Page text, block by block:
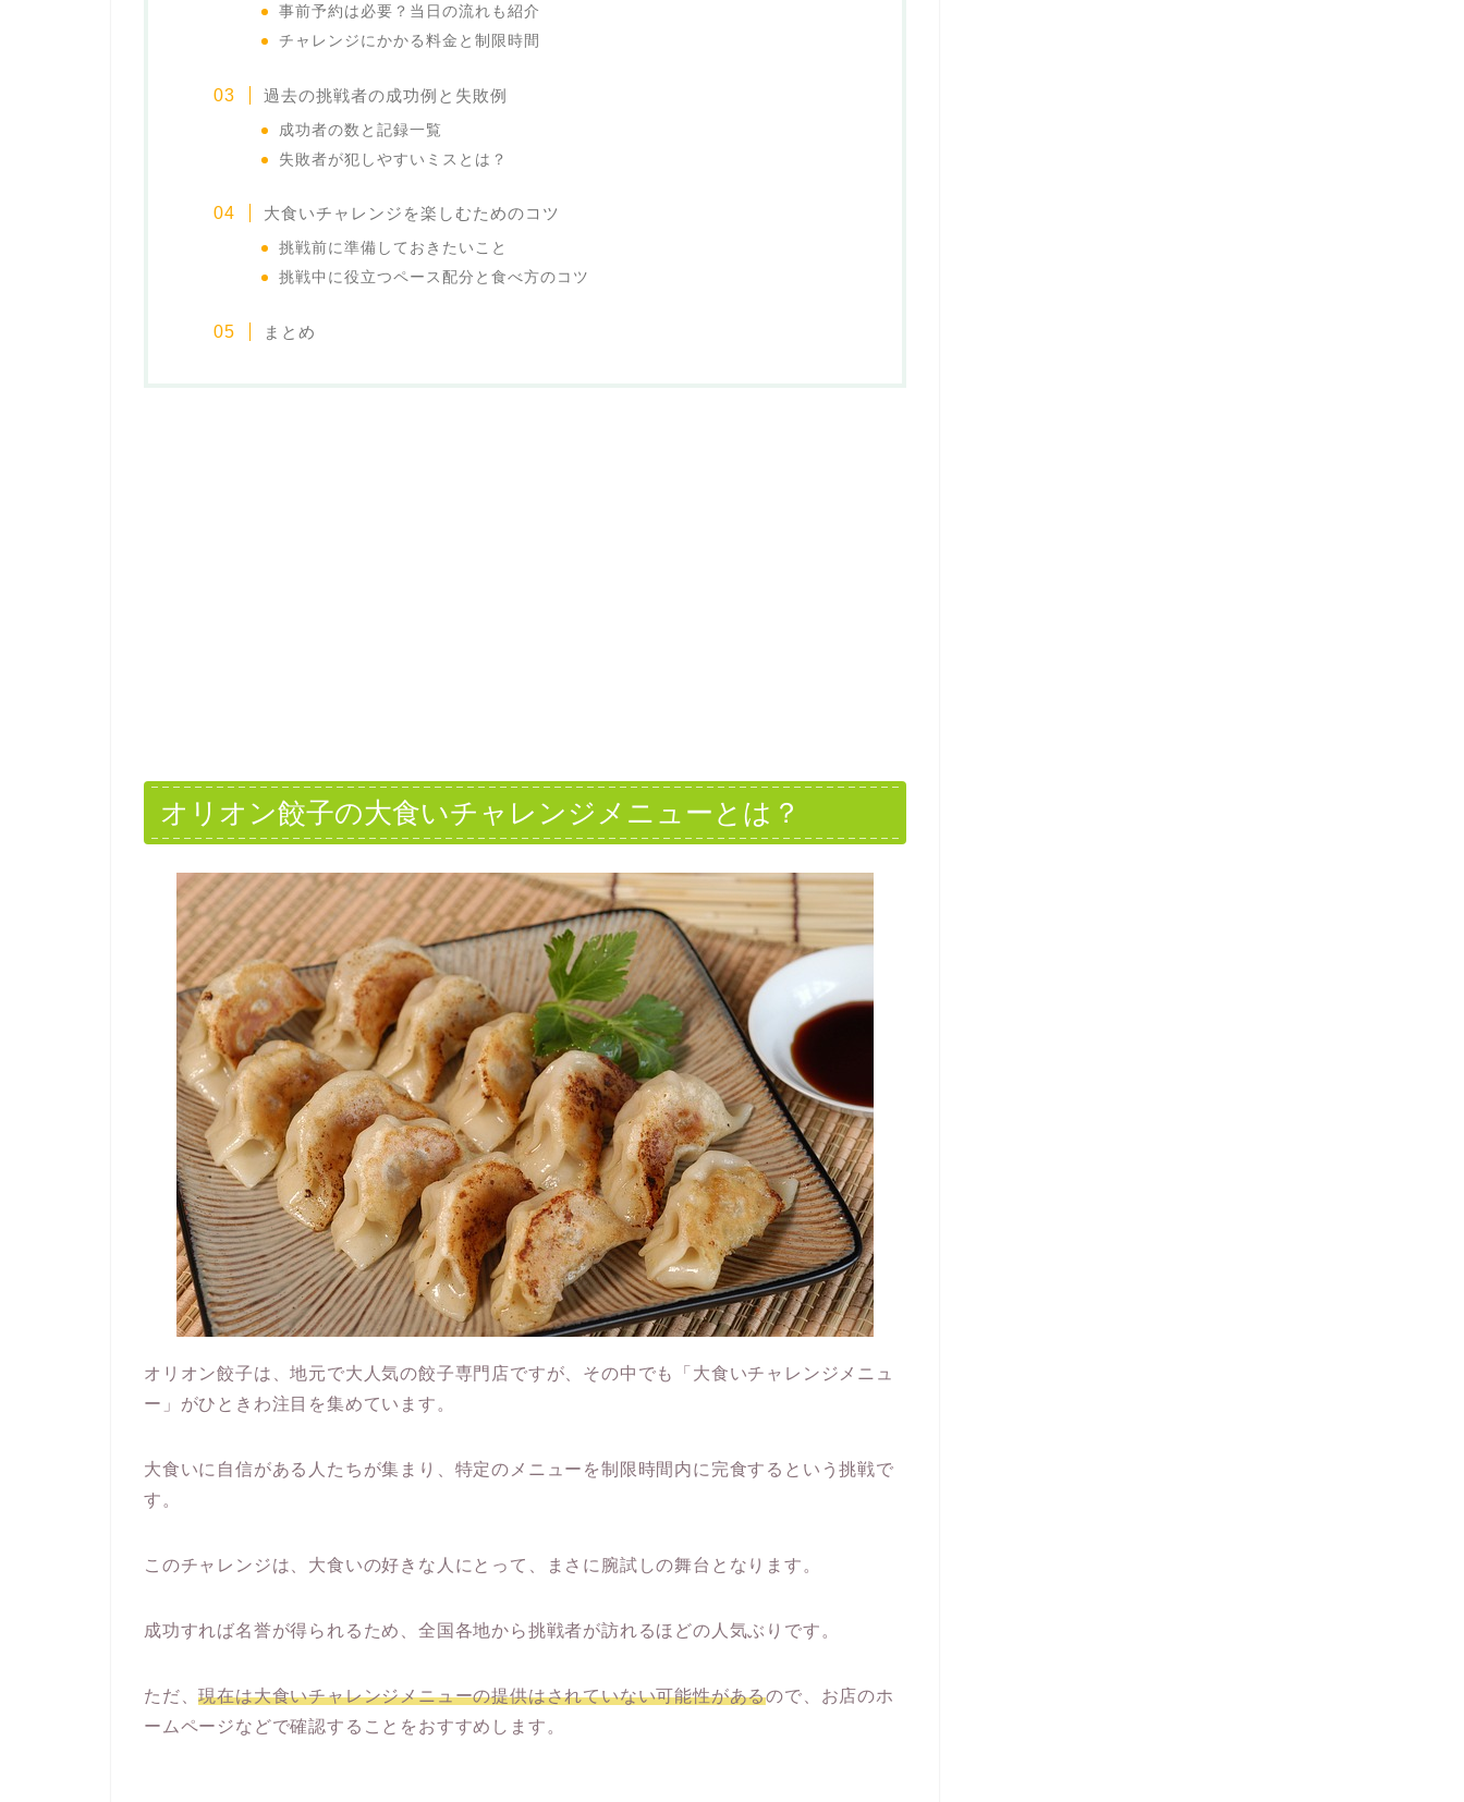
事前予約は必要？当日の流れも紹介
チャレンジにかかる料金と制限時間
過去の挑戦者の成功例と失敗例
成功者の数と記録一覧
失敗者が犯しやすいミスとは？
大食いチャレンジを楽しむためのコツ
挑戦前に準備しておきたいこと
挑戦中に役立つペース配分と食べ方のコツ
まとめ
オリオン餃子の大食いチャレンジメニューとは？
オリオン餃子は、地元で大人気の餃子専門店ですが、その中でも「大食いチャレンジメニュ
ー」がひときわ注目を集めています。
大食いに自信がある人たちが集まり、特定のメニューを制限時間内に完食するという挑戦で
す。
このチャレンジは、大食いの好きな人にとって、まさに腕試しの舞台となります。
成功すれば名誉が得られるため、全国各地から挑戦者が訪れるほどの人気ぶりです。
ただ、現在は大食いチャレンジメニューの提供はされていない可能性があるので、お店のホ
ームページなどで確認することをおすすめします。